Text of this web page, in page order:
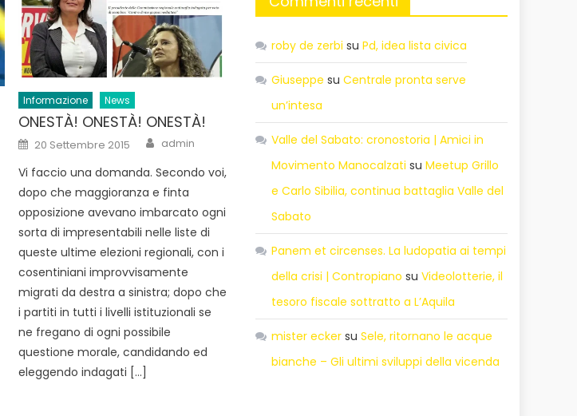
Informazione News
ONESTÀ! ONESTÀ! ONESTÀ!
Posted
on
20 Settembre 2015 Author
admin
Vi faccio una domanda. Secondo voi,
dopo che maggioranza e finta
opposizione avevano imbarcato ogni
sorta di impresentabili nelle liste di
queste ultime elezioni regionali, con i
cosentiniani improvvisamente
migrati da destra a sinistra; dopo che
i partiti in tutti i livelli istituzionali se
ne fregano di ogni possibile
questione morale, candidando ed
eleggendo indagati […]
roby de zerbi suPd, idea lista civica
Giuseppe suCentrale pronta serve
un’intesa
Valle del Sabato: cronostoria | Amici in
Movimento Manocalzati suMeetup Grillo
e Carlo Sibilia, continua battaglia Valle del
Sabato
Panem et circenses. La ludopatia ai tempi
della crisi | Contropiano suVideolotterie, il
tesoro fiscale sottratto a L’Aquila
mister ecker suSele, ritornano le acque
bianche – Gli ultimi sviluppi della vicenda